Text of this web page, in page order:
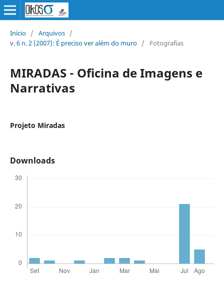
Início / Arquivos /
v. 6 n. 2 (2007): É preciso ver além do muro / Fotografias
MIRADAS - Oficina de Imagens e
Narrativas
Projeto Miradas
Downloads